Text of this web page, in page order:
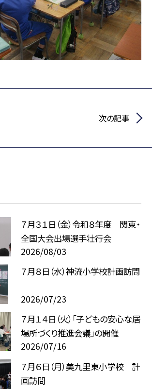
次の記事
７月３１日（金）令和８年度 関東・
全国大会出場選手壮行会
2026/08/03
７月８日（水）神流小学校計画訪問
2026/07/23
７月１４日（火）「子どもの安心な居
場所づくり推進会議」の開催
2026/07/16
７月６日（月）美九里東小学校 計
画訪問